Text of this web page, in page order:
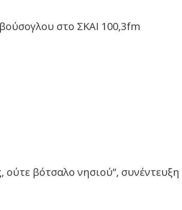
στο ΣΚΑΙ 100,3fm
ούτε βότσαλο νησιού”, συνέντευξη